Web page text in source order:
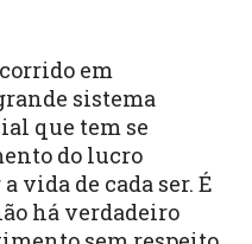
em
sistema
que tem se
do lucro
vida de cada ser. É
há verdadeiro